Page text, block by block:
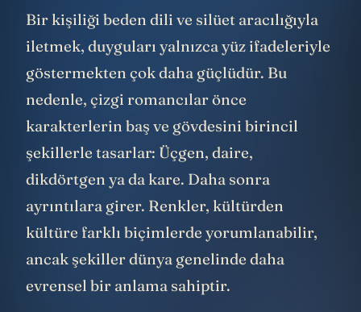
Bir kişiliği beden dili ve silüet aracılığıyla
iletmek, duyguları yalnızca yüz ifadeleriyle
göstermekten çok daha güçlüdür. Bu
nedenle, çizgi romancılar önce
karakterlerin baş ve gövdesini birincil
şekillerle tasarlar: Üçgen, daire,
dikdörtgen ya da kare. Daha sonra
ayrıntılara girer. Renkler, kültürden
kültüre farklı biçimlerde yorumlanabilir,
ancak şekiller dünya genelinde daha
evrensel bir anlama sahiptir.